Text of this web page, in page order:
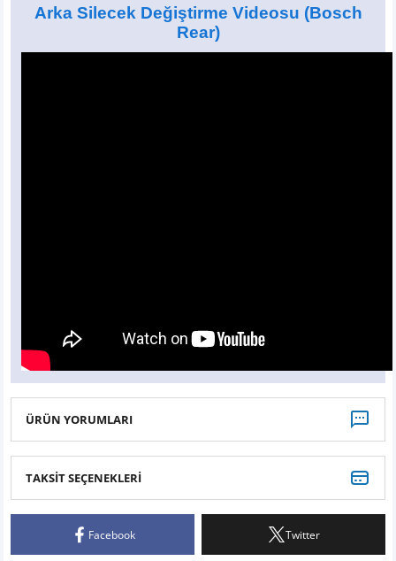
Arka Silecek Değiştirme Videosu (Bosch
Rear)
ÜRÜN YORUMLARI
Gayet sağlam
Bu kadar hızlı teslimat yapan bir yer görmedim. Ürünler gayet güzel paketlenmişti.
TAKSİT SEÇENEKLERİ
Facebook Twitter